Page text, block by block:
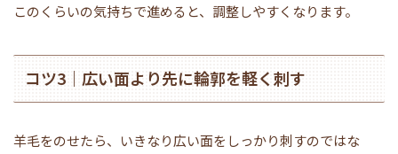
このくらいの気持ちで進めると、調整しやすくなります。
コツ3｜広い面より先に輪郭を軽く刺す
羊毛をのせたら、いきなり広い面をしっかり刺すのではな